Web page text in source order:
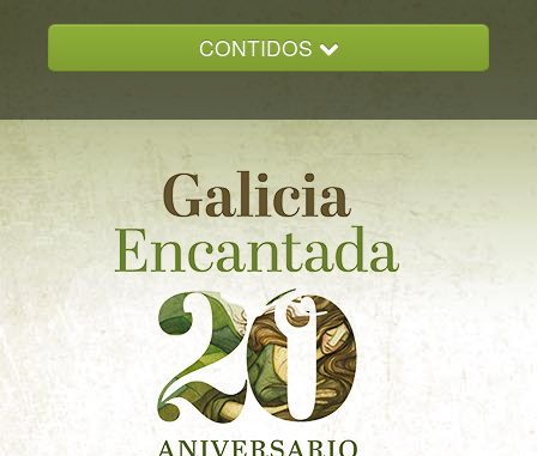
CONTIDOS
GALICIA ENCANTADA
DOCUMENTACION
NOVAS
CONTACTO